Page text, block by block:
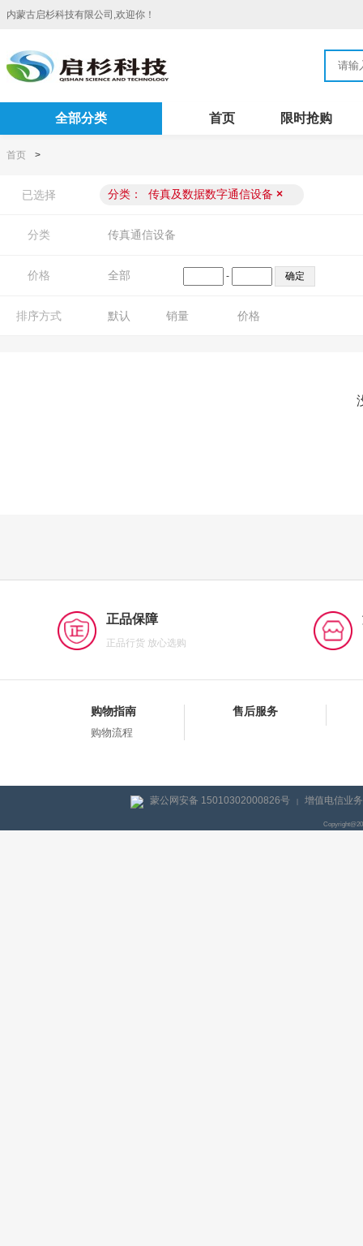
内蒙古启杉科技有限公司,欢迎你！
全部分类 首页 限时抢购
首页 >
已选择 分类： 传真及数据数字通信设备 ×
分类 传真通信设备
价格 全部 -
排序方式 默认 销量 价格
正品保障
正品行货 放心选购
购物指南
购物流程
售后服务
蒙公网安备 15010302000826号 | 增值电信业